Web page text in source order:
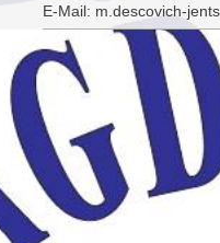
E-Mail: m.descovich-